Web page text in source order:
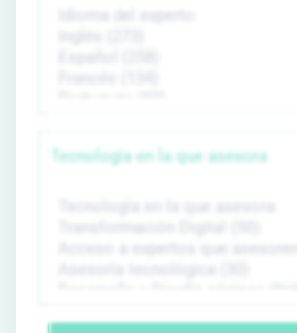
Tecnología en la que asesora